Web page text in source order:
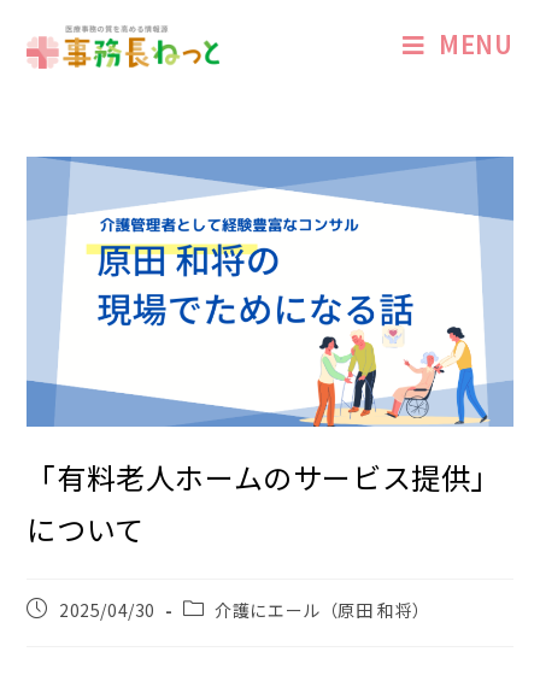
MENU
「有料老人ホームのサービス提供」
について
2025/04/30 介護にエール（原田 和将）